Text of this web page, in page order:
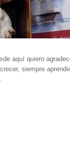
aquí quiero
siempre